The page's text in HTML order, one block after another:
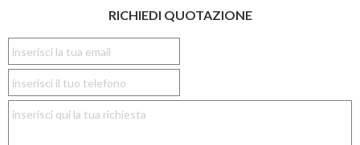
RICHIEDI QUOTAZIONE